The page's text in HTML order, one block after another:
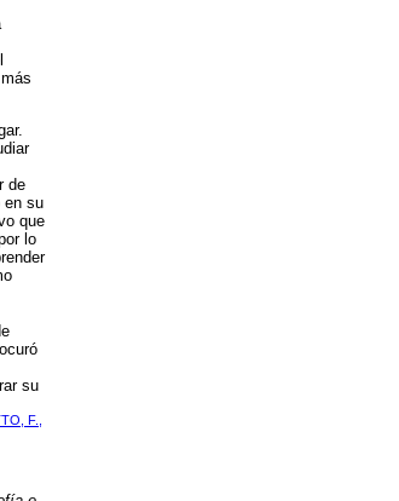
de
en su
que
lo
su
F.,